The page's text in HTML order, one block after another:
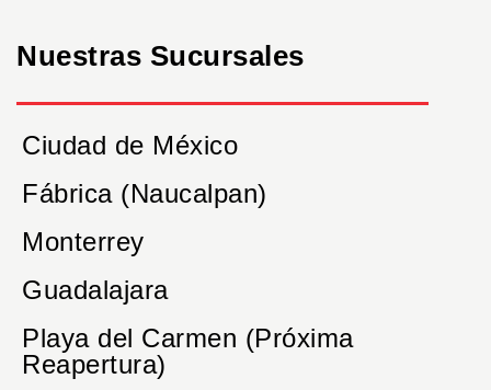
Nuestras Sucursales
Ciudad de México
Fábrica (Naucalpan)
Monterrey
Guadalajara
Playa del Carmen (Próxima
Reapertura)